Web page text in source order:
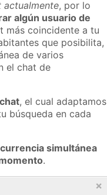
actualmente, por lo
algún usuario de
más coincidente a tu
que posibilita,
de varios
el chat de
, el cual adaptamos
búsqueda en cada
simultánea
.
×